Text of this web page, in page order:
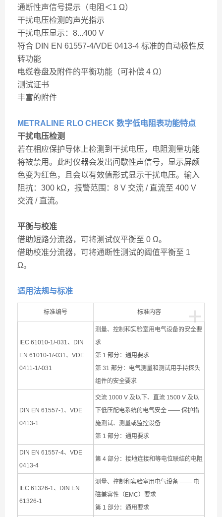
通断性声信号提示（电阻＜1 Ω）
干扰电压检测的声光指示
干扰电压显示：8...400 V
符合 DIN EN 61557-4/VDE 0413-4 标准的自动极性反
转功能
电缆卷盘及附件的平衡功能（可补偿 4 Ω）
测试证书
丰富的附件
METRALINE RLO CHECK 数字低电阻表功能特点
干扰电压检测
若在相应保护导体上检测到干扰电压，电阻测量功能
将被禁用。此时仪器会发出间歇性声信号，显示屏颜
色变为红色，且会以有效值形式显示干扰电压。输入
阻抗：300 kΩ，报警范围：8 V 交流 / 直流至 400 V
交流 / 直流。
平衡与校准
借助短路分流器，可将测试仪平衡至 0 Ω。
借助校准分流器，可将通断性测试的阈值平衡至 1
Ω。
适用法规与标准
+
标准编号 标准内容
IEC 61010-1/-031、DIN
EN 61010-1/-031、VDE
0411-1/-031
测量、控制和实验室用电气设备的安全要
求
第 1 部分：通用要求
第 31 部分：电气测量和测试用手持探头
组件的安全要求
DIN EN 61557-1、VDE
0413-1
交流 1000 V 及以下、直流 1500 V 及以
下低压配电系统的电气安全 —— 保护措
施测试、测量或监控设备
第 1 部分：通用要求
DIN EN 61557-4、VDE
0413-4
第 4 部分：接地连接和等电位联结的电阻
IEC 61326-1、DIN EN
61326-1
测量、控制和实验室用电气设备 —— 电
磁兼容性（EMC）要求
第 1 部分：通用要求